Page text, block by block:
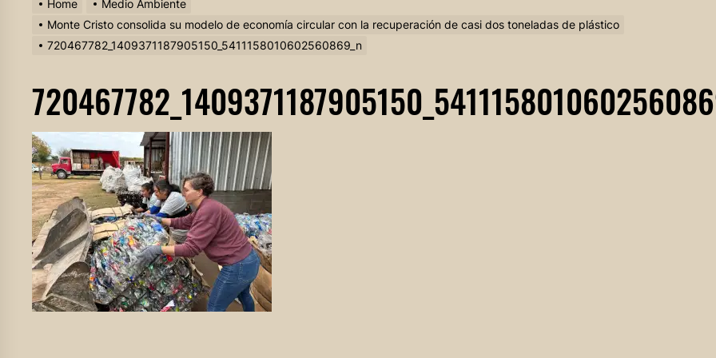
Home
Medio Ambiente
Monte Cristo consolida su modelo de economía circular con la recuperación de casi dos toneladas de plástico
720467782_1409371187905150_5411158010602560869_n